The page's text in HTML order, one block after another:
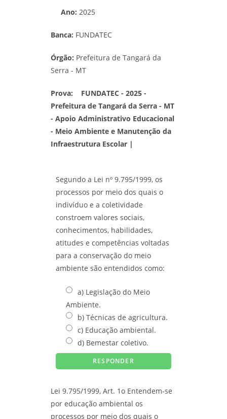
Ano: 2025
Banca: FUNDATEC
Órgão: Prefeitura de Tangará da
Serra - MT
Prova:
FUNDATEC - 2025 -
Prefeitura de Tangará da Serra - MT
- Apoio Administrativo Educacional
- Meio Ambiente e Manutenção da
Infraestrutura Escolar |
Segundo a Lei nº 9.795/1999, os
processos por meio dos quais o
indivíduo e a coletividade
constroem valores sociais,
conhecimentos, habilidades,
atitudes e competências voltadas
para a conservação do meio
ambiente são entendidos como:
a) Legislação do Meio
Ambiente.
b) Técnicas de agricultura.
c) Educação ambiental.
d) Bemestar coletivo.
Lei 9.795/1999, Art. 1o Entendem-se
por educação ambiental os
processos por meio dos quais o